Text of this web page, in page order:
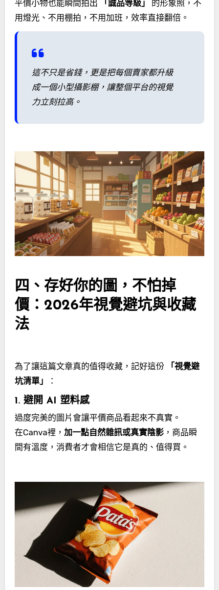
平價小物也能瞬間拍出 「誠品等級」
的形象照，不
用燈光、不用棚拍，不用加班，效率直接翻倍。
這不只是省錢，更是把每個賣家都升級
成一個小型攝影棚，讓整個平台的視覺
力立刻拉高。
四、存好你的圖，不怕掉
價：2026年視覺避坑與收藏
法
為了讓這篇文章真的值得收藏，記好這份
「視覺避
坑清單」
：
1. 避開 AI 塑料感
過度完美的圖片會讓平價商品看起來不真實。
在Canva裡， 加一點自然雜訊或真實陰影，商品瞬
間有溫度，消費者才會相信它是真的、值得買。